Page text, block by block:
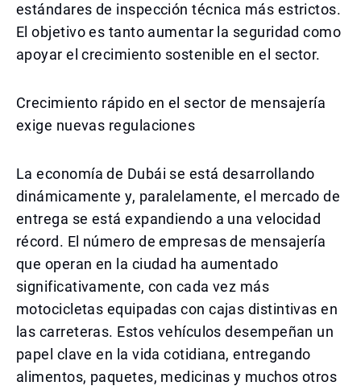
estándares de inspección técnica más estrictos.
El objetivo es tanto aumentar la seguridad como
apoyar el crecimiento sostenible en el sector.
Crecimiento rápido en el sector de mensajería
exige nuevas regulaciones
La economía de Dubái se está desarrollando
dinámicamente y, paralelamente, el mercado de
entrega se está expandiendo a una velocidad
récord. El número de empresas de mensajería
que operan en la ciudad ha aumentado
significativamente, con cada vez más
motocicletas equipadas con cajas distintivas en
las carreteras. Estos vehículos desempeñan un
papel clave en la vida cotidiana, entregando
alimentos, paquetes, medicinas y muchos otros